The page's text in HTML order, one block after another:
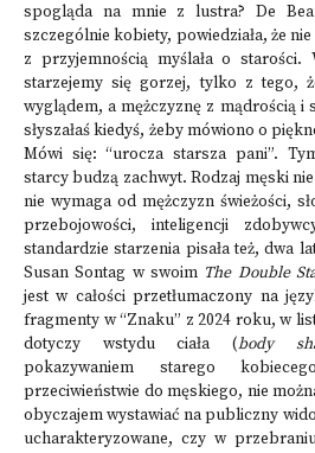
spogląda na mnie z lustra? De
szczególnie kobiety, powiedziała, że
z przyjemnością myślała o
starzejemy się gorzej, tylko z tego,
wyglądem, a mężczyznę z mądrością i
słyszałaś kiedyś, żeby mówiono o
Mówi się: “urocza starsza pani”.
starcy budzą zachwyt. Rodzaj męski
nie wymaga od mężczyzn świeżości,
przebojowości, inteligencji
standardzie starzenia pisała też, dwa
Susan Sontag w swoim The Double
jest w całości przetłumaczony na
fragmenty w “Znaku” z 2024 roku, w
dotyczy wstydu ciała (body
pokazywaniem starego
przeciwieństwie do męskiego, nie
obyczajem wystawiać na publiczny
ucharakteryzowane, czy w